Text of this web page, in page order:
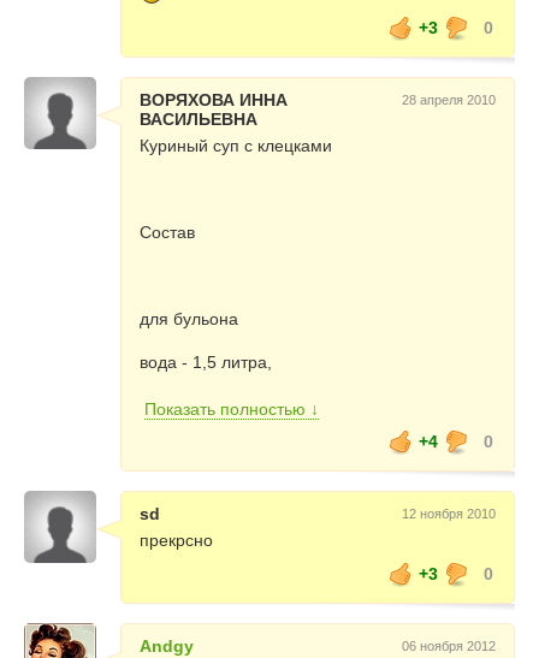
+3 0
ВОРЯХОВА ИННА
ВАСИЛЬЕВНА
28 апреля 2010
Куриный суп с клецками
Состав
для бульона
вода - 1,5 литра,
курица (суповой набор) - 500 г,
морковь - 1 шт,
2-3 горошины перца,
соль
Показать полностью ↓
+4
0
sd 12 ноября 2010
прекрсно
+3
0
Andgy 06 ноября 2012